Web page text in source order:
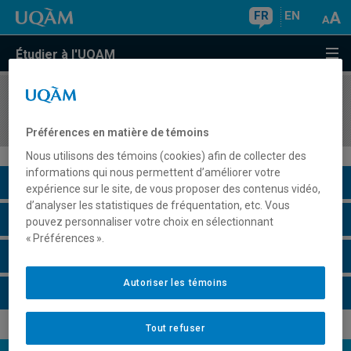
FR EN
Étudier à l'UQAM
COURS//
Description du cours
Horaire - Été 2026
Préférences en matière de témoins
Nous utilisons des témoins (cookies) afin de collecter des
informations qui nous permettent d’améliorer votre
expérience sur le site, de vous proposer des contenus vidéo,
d’analyser les statistiques de fréquentation, etc. Vous
pouvez personnaliser votre choix en sélectionnant
« Préférences ».
Tout refuser
Autoriser les témoins